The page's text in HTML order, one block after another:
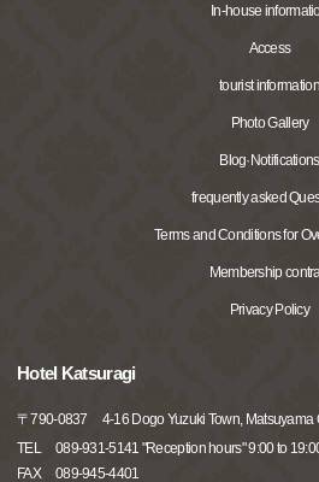
In-house
Access
tourist information
Photo Gallery
Blog·Notifications
frequently asked
Terms and Conditions for
Membership
Privacy Policy
Hotel Katsuragi
〒790-0837
4-16 Dogo Yuzuki Town, Matsuyama
TEL
089-931-5141 "Reception hours" 9:00 to
FAX
089-945-4401